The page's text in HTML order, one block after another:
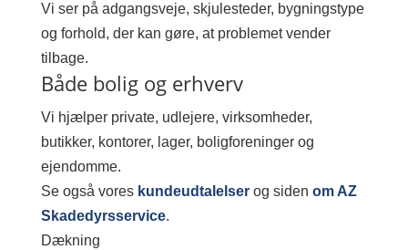
Vi ser på adgangsveje, skjulesteder, bygningstype
og forhold, der kan gøre, at problemet vender
tilbage.
Både bolig og erhverv
Vi hjælper private, udlejere, virksomheder,
butikker, kontorer, lager, boligforeninger og
ejendomme.
Se også vores kundeudtalelserog siden om AZ
Skadedyrsservice.
Dækning